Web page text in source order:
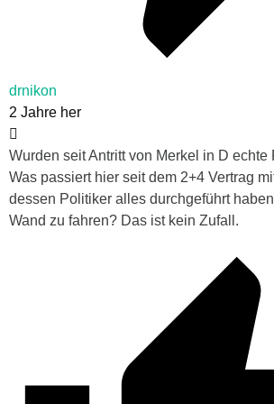
drnikon
2 Jahre her
Wurden seit Antritt von Merkel in D echte
Was passiert hier seit dem 2+4 Vertrag
dessen Politiker alles durchgeführt
Wand zu fahren? Das ist kein Zufall.